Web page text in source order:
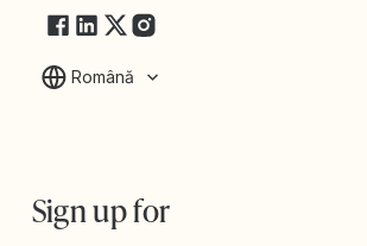
Română
Sign up for